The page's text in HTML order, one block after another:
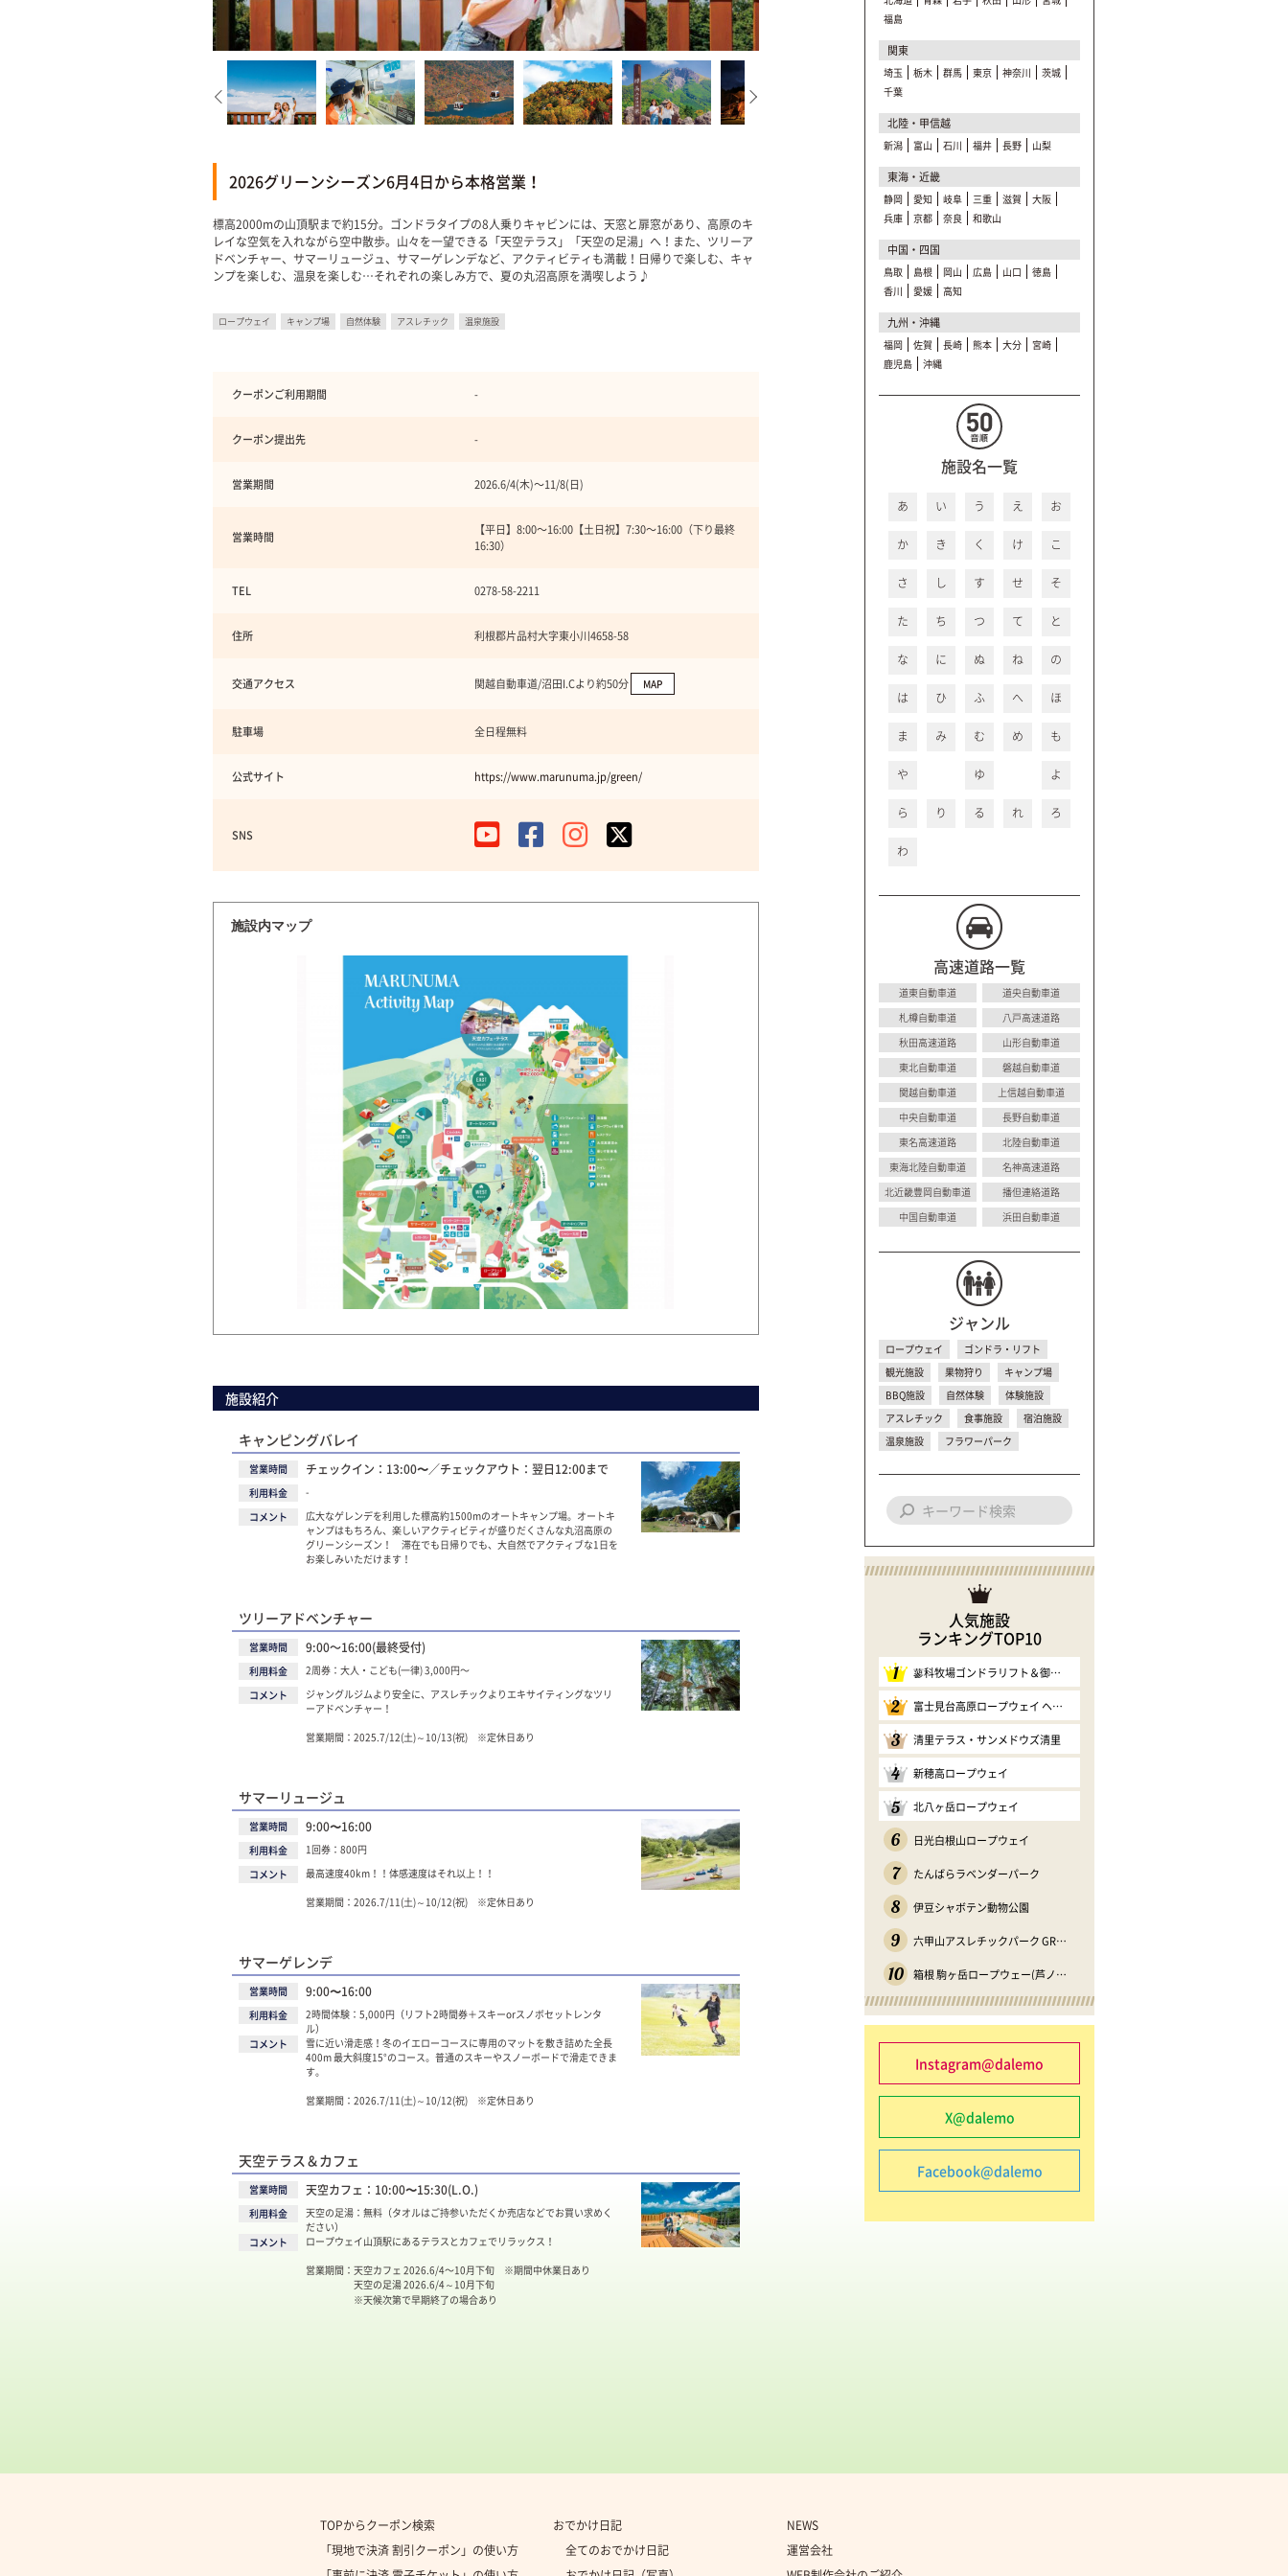
2026グリーンシーズン6月4日から本格営業！
標高2000mの山頂駅まで約15分。ゴンドラタイプの8人乗りキャビンには、天窓と扉窓があり、高原のキ
レイな空気を入れながら空中散歩。山々を一望できる「天空テラス」「天空の足湯」へ！また、ツリーア
ドベンチャー、サマーリュージュ、サマーゲレンデなど、アクティビティも満載！日帰りで楽しむ、キャ
ンプを楽しむ、温泉を楽しむ…それぞれの楽しみ方で、夏の丸沼高原を満喫しよう♪
ロープウェイ キャンプ場 自然体験 アスレチック 温泉施設
クーポンご利用期間 -
クーポン提出先 -
営業期間 2026.6/4(木)〜11/8(日)
営業時間
【平日】8:00〜16:00【土日祝】7:30〜16:00（下り最終
16:30）
TEL 0278-58-2211
住所 利根郡片品村大字東小川4658-58
交通アクセス 関越自動車道/沼田I.Cより約50分 MAP
駐車場 全日程無料
公式サイト https://www.marunuma.jp/green/
SNS
施設内マップ
施設紹介
キャンピングバレイ
営業時間 チェックイン：13:00〜／チェックアウト：翌日12:00まで
利用料金
-
コメント
広大なゲレンデを利用した標高約1500mのオートキャンプ場。オートキ
ャンプはもちろん、楽しいアクティビティが盛りだくさんな丸沼高原の
グリーンシーズン！ 滞在でも日帰りでも、大自然でアクティブな1日を
お楽しみいただけます！
ツリーアドベンチャー
営業時間 9:00～16:00(最終受付)
利用料金
2周券：大人・こども(一律) 3,000円〜
コメント
ジャングルジムより安全に、アスレチックよりエキサイティングなツリ
ーアドベンチャー！
営業期間：2025.7/12(土)～10/13(祝) ※定休日あり
サマーリュージュ
営業時間 9:00〜16:00
利用料金
1回券：800円
コメント
最高速度40km！！体感速度はそれ以上！！
営業期間：2026.7/11(土)～10/12(祝) ※定休日あり
サマーゲレンデ
営業時間 9:00〜16:00
利用料金
2時間体験：5,000円（リフト2時間券＋スキーorスノボセットレンタ
ル）
コメント
雪に近い滑走感！冬のイエローコースに専用のマットを敷き詰めた全長
400m 最大斜度15°のコース。普通のスキーやスノーボードで滑走できま
す。
営業期間：2026.7/11(土)～10/12(祝) ※定休日あり
天空テラス＆カフェ
営業時間 天空カフェ：10:00〜15:30(L.O.)
利用料金
天空の足湯：無料（タオルはご持参いただくか売店などでお買い求めく
ださい）
コメント
ロープウェイ山頂駅にあるテラスとカフェでリラックス！
営業期間：天空カフェ 2026.6/4〜10月下旬 ※期間中休業日あり
天空の足湯 2026.6/4～10月下旬
※天候次第で早期終了の場合あり
福島
関東
埼玉 栃木 群馬 東京 神奈川
茨城
千葉
北陸・甲信越
新潟 富山 石川 福井 長野 山梨
東海・近畿
静岡 愛知 岐阜 三重 滋賀
大阪
兵庫
京都 奈良 和歌山
中国・四国
鳥取 島根 岡山 広島 山口
徳島
香川
愛媛 高知
九州・沖縄
福岡 佐賀 長崎 熊本 大分
宮崎
鹿児島
沖縄
施設名一覧
あ い う え お
か き く け こ
さ し す せ そ
た ち つ て と
な に ぬ ね の
は ひ ふ へ ほ
ま み む め も
や ゆ よ
ら り る れ ろ
わ
高速道路一覧
道東自動車道
道央自動車道
札樽自動車道
八戸高速道路
秋田高速道路
山形自動車道
東北自動車道
磐越自動車道
関越自動車道
上信越自動車道
中央自動車道
長野自動車道
東名高速道路
北陸自動車道
東海北陸自動車道
名神高速道路
北近畿豊岡自動車道
播但連絡道路
中国自動車道
浜田自動車道
ジャンル
ロープウェイ
ゴンドラ・リフト
観光施設
果物狩り
キャンプ場
BBQ施設
自然体験
体験施設
アスレチック
食事施設
宿泊施設
温泉施設
フラワーパーク
人気施設
ランキングTOP10
1 蓼科牧場ゴンドラリフト＆御泉水自然園
2 富士見台高原ロープウェイ ヘブンスそのはら
3 清里テラス・サンメドウズ清里
4 新穂高ロープウェイ
5 北八ヶ岳ロープウェイ
6 日光白根山ロープウェイ
7 たんばらラベンダーパーク
8 伊豆シャボテン動物公園
9 六甲山アスレチックパーク GREENIA
10 箱根 駒ヶ岳ロープウェー(芦ノソラ)
Instagram@dalemo
X@dalemo
Facebook@dalemo
TOPからクーポン検索
「現地で決済 割引クーポン」の使い方
おでかけ日記
全てのおでかけ日記
NEWS
運営会社